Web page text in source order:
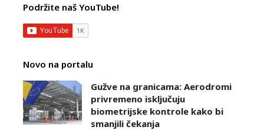
Podržite naš YouTube!
Novo na portalu
Gužve na granicama: Aerodromi
privremeno isključuju
biometrijske kontrole kako bi
smanjili čekanja